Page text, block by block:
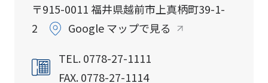
〒915-0011 福井県越前市上真柄町39-1-
2
Google マップで見る
TEL. 0778-27-1111
FAX. 0778-27-1114